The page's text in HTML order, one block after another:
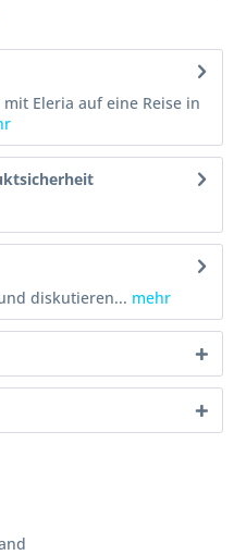
Eleria auf eine Reise in
diskutieren... mehr